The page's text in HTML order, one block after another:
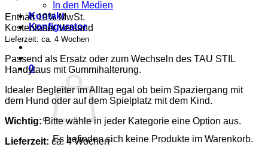
In den Medien
Kontakt
Konfigurator
0
Es befinden sich keine Produkte im Warenkorb.
Enthält 19% MwSt.
Kostenloser Versand
Lieferzeit: ca. 4 Wochen
Passend als Ersatz oder zum Wechseln des TAU STIL
Handytaus mit Gummihalterung.
Idealer Begleiter im Alltag egal ob beim Spaziergang mit
dem Hund oder auf dem Spielplatz mit dem Kind.
Wichtig:Bitte wähle in jeder Kategorie eine Option aus.
Lieferzeit: ca. 4 Wochen